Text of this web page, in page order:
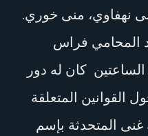
نهفاوي، منى خوري.
المحامي فراس
كان له دور
القوانين المتعلقة
غنى المتحدثة بإسم